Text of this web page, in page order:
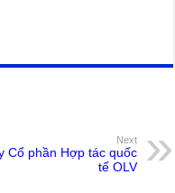
Next
Cổ phần Hợp tác quốc
tế OLV